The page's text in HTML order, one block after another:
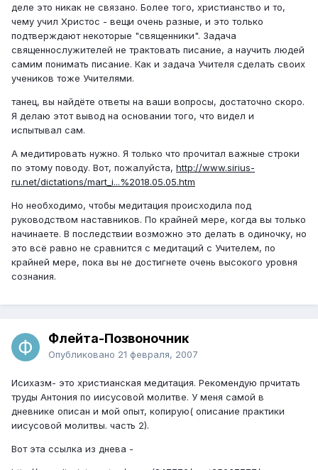
деле это никак не связано. Более того, христианство и то,
чему учил Христос - вещи очень разные, и это только
подтверждают некоторые "священники". Задача
священнослужителей не трактовать писание, а научить людей
самим понимать писание. Как и задача Учителя сделать своих
учеников тоже Учителями.
танец, вы найдёте ответы на ваши вопросы, достаточно скоро.
Я делаю этот вывод на основании того, что видел и
испытывал сам.
А медитировать нужно. Я только что прочитал важные строки
по этому поводу. Вот, пожалуйста, http://www.sirius-
ru.net/dictations/mart_i...%2018.05.05.htm
Но необходимо, чтобы медитация происходила под
руководством наставников. По крайней мере, когда вы только
начинаете. В последствии возможно это делать в одиночку, но
это всё равно не сравнится с медитаций с Учителем, по
крайней мере, пока вы не достигнете очень высокого уровня
сознания.
Флейта-Позвоночник
Опубликовано 21 февраля, 2007
Исихазм- это христианская медитация. Рекомендую прчитать
труды Антония по иисусовой молитве. У меня самой в
дневнике описан и мой опыт, копирую( описание практики
иисусовой молитвы. часть 2).
Вот эта ссылка из днева -